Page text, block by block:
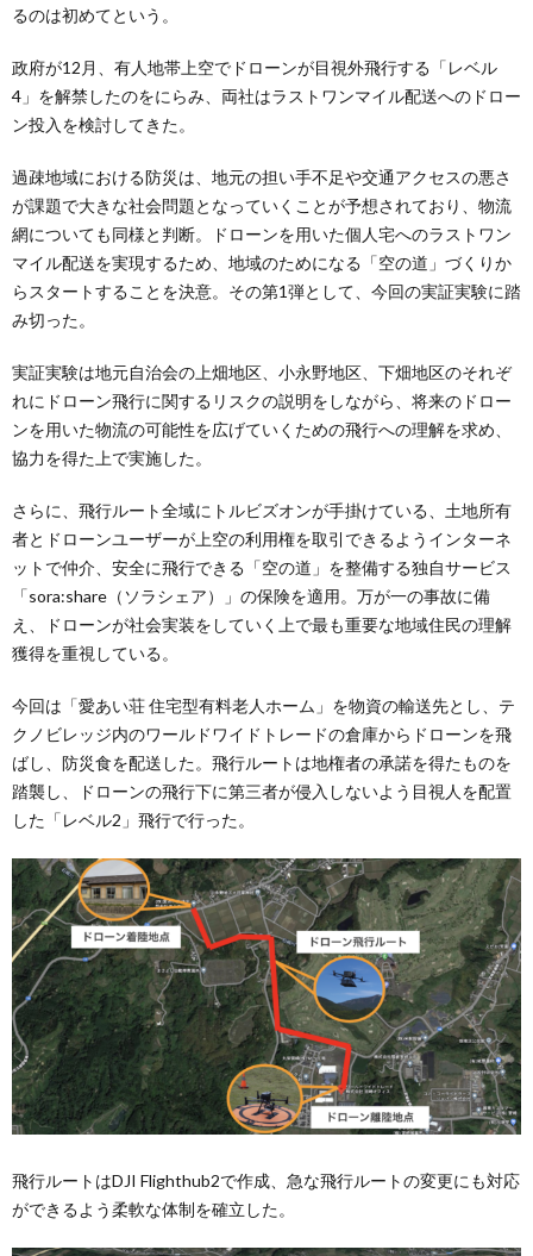
るのは初めてという。
政府が12月、有人地帯上空でドローンが目視外飛行する「レベル
4」を解禁したのをにらみ、両社はラストワンマイル配送へのドロー
ン投入を検討してきた。
過疎地域における防災は、地元の担い手不足や交通アクセスの悪さ
が課題で大きな社会問題となっていくことが予想されており、物流
網についても同様と判断。ドローンを用いた個人宅へのラストワン
マイル配送を実現するため、地域のためになる「空の道」づくりか
らスタートすることを決意。その第1弾として、今回の実証実験に踏
み切った。
実証実験は地元自治会の上畑地区、小永野地区、下畑地区のそれぞ
れにドローン飛行に関するリスクの説明をしながら、将来のドロー
ンを用いた物流の可能性を広げていくための飛行への理解を求め、
協力を得た上で実施した。
さらに、飛行ルート全域にトルビズオンが手掛けている、土地所有
者とドローンユーザーが上空の利用権を取引できるようインターネ
ットで仲介、安全に飛行できる「空の道」を整備する独自サービス
「sora:share（ソラシェア）」の保険を適用。万が一の事故に備
え、ドローンが社会実装をしていく上で最も重要な地域住民の理解
獲得を重視している。
今回は「愛あい荘 住宅型有料老人ホーム」を物資の輸送先とし、テ
クノビレッジ内のワールドワイドトレードの倉庫からドローンを飛
ばし、防災食を配送した。飛行ルートは地権者の承諾を得たものを
踏襲し、ドローンの飛行下に第三者が侵入しないよう目視人を配置
した「レベル2」飛行で行った。
飛行ルートはDJI Flighthub2で作成、急な飛行ルートの変更にも対応
ができるよう柔軟な体制を確立した。